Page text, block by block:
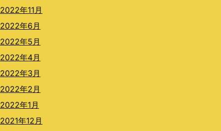
2022年11月
2022年6月
2022年5月
2022年4月
2022年3月
2022年2月
2022年1月
2021年12月